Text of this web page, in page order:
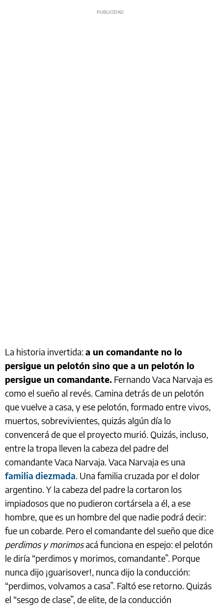
La historia invertida: a un comandante no lo
persigue un pelotón sino que a un pelotón lo
persigue un comandante. Fernando Vaca Narvaja es
como el sueño al revés. Camina detrás de un pelotón
que vuelve a casa, y ese pelotón, formado entre vivos,
muertos, sobrevivientes, quizás algún día lo
convencerá de que el proyecto murió. Quizás, incluso,
entre la tropa lleven la cabeza del padre del
comandante Vaca Narvaja. Vaca Narvaja es una
familia diezmada. Una familia cruzada por el dolor
argentino. Y la cabeza del padre la cortaron los
impiadosos que no pudieron cortársela a él, a ese
hombre, que es un hombre del que nadie podrá decir:
fue un cobarde. Pero el comandante del sueño que dice
perdimos y morimosacá funciona en espejo: el pelotón
le diría “perdimos y morimos, comandante”. Porque
nunca dijo ¡guarisover!, nunca dijo la conducción:
“perdimos, volvamos a casa”. Faltó ese retorno. Quizás
el “sesgo de clase”, de elite, de la conducción